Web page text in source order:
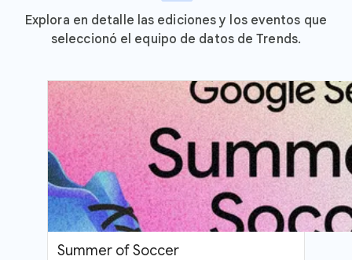
Explora en detalle las ediciones y los eventos que
seleccionó el equipo de datos de Trends.
Summer of Soccer